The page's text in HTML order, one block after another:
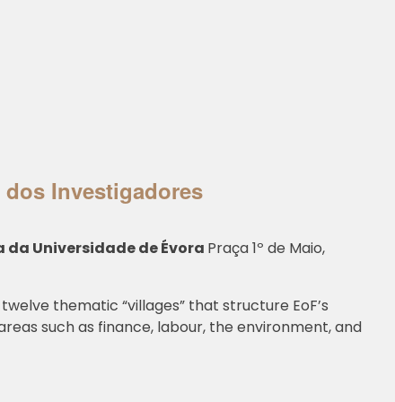
Investigadores
Universidade de Évora Praça 1º de Maio,
thematic “villages” that structure EoF’s
such as finance, labour, the environment, and